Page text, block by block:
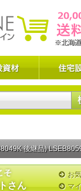
さん
お
マ
後継品)